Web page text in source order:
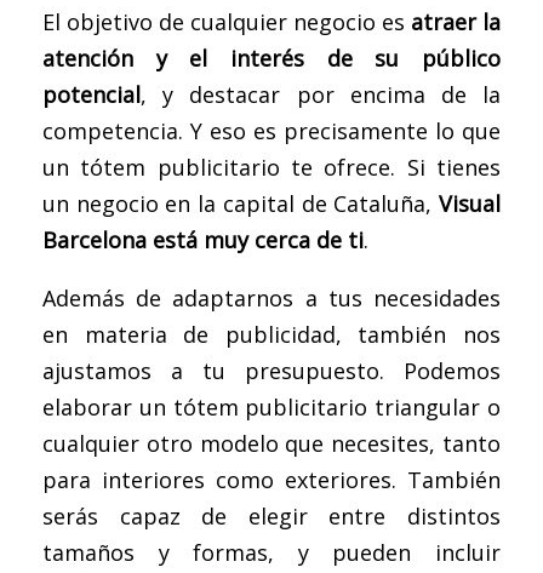
El objetivo de cualquier negocio es atraer la
atención y el interés de su público
potencial, y destacar por encima de la
competencia. Y eso es precisamente lo que
un tótem publicitario te ofrece. Si tienes
un negocio en la capital de Cataluña, Visual
Barcelona está muy cerca de ti.
Además de adaptarnos a tus necesidades
en materia de publicidad, también nos
ajustamos a tu presupuesto. Podemos
elaborar un tótem publicitario triangular o
cualquier otro modelo que necesites, tanto
para interiores como exteriores. También
serás capaz de elegir entre distintos
tamaños y formas, y pueden incluir